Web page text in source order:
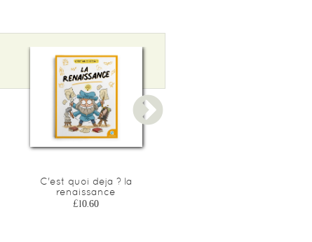
C'est quoi deja ? la
renaissance
£10.60